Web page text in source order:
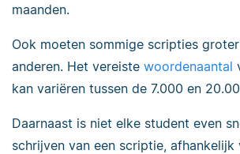
maanden.
Ook moeten sommige scripties
anderen. Het vereiste woordenaantal
kan variëren tussen de 7.000 en
Daarnaast is niet elke student even
schrijven van een scriptie,